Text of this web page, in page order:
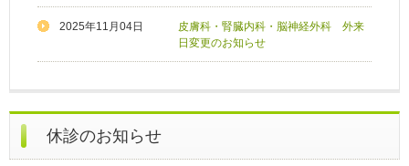
2025年11月04日
皮膚科・腎臓内科・脳神経外科 外来
日変更のお知らせ
休診のお知らせ